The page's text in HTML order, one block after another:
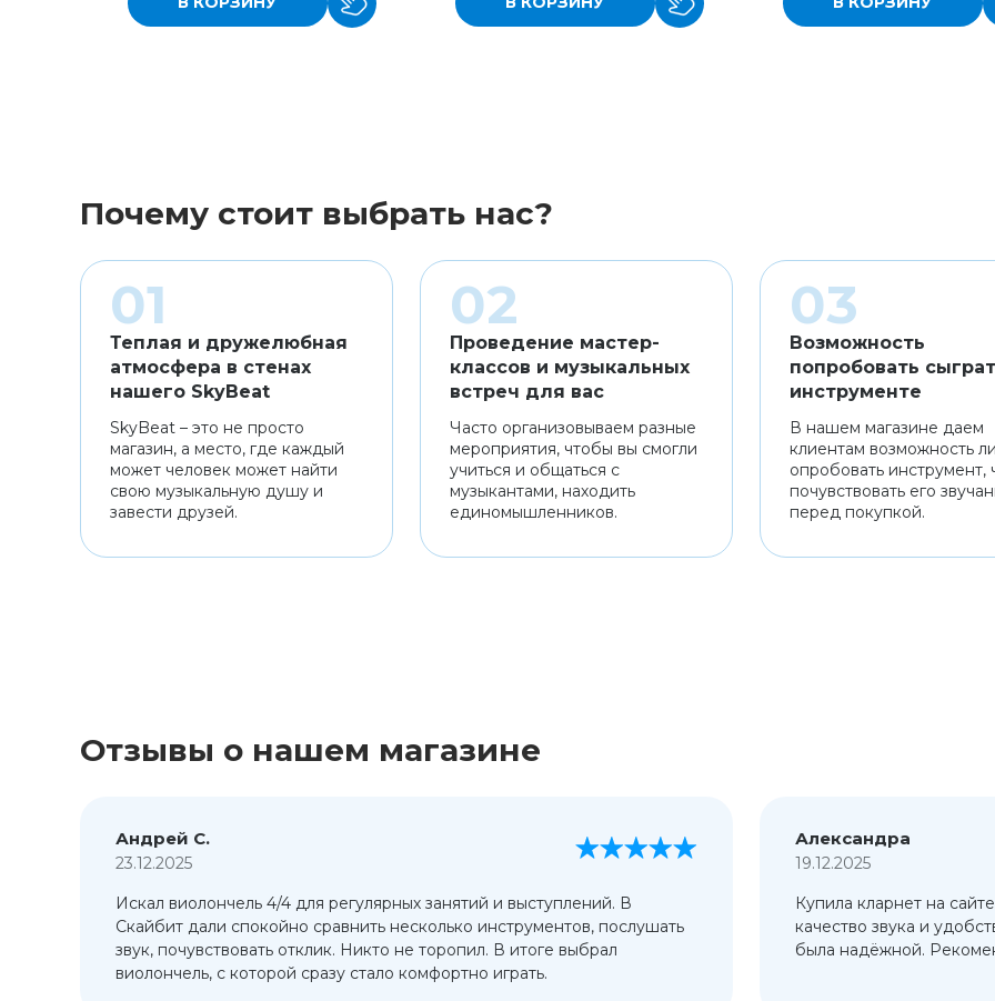
Почему стоит выбрать нас?
Теплая и дружелюбная
атмосфера в стенах
нашего SkyBeat
SkyBeat – это не просто
магазин, а место, где каждый
может человек может найти
свою музыкальную душу и
завести друзей.
Проведение мастер-
классов и музыкальных
встреч для вас
Часто организовываем разные
мероприятия, чтобы вы смогли
учиться и общаться с
музыкантами, находить
единомышленников.
Возможность
попробовать
инструменте
В нашем магазине даем
клиентам возможность
опробовать инструмент,
почувствовать его
перед покупкой.
Отзывы о нашем магазине
Андрей С.
23.12.2025
Искал виолончель 4/4 для регулярных занятий и выступлений. В
Скайбит дали спокойно сравнить несколько инструментов, послушать
звук, почувствовать отклик. Никто не торопил. В итоге выбрал
виолончель, с которой сразу стало комфортно играть.
Александра
19.12.2025
Купила кларнет на
качество звука и
была надёжной.